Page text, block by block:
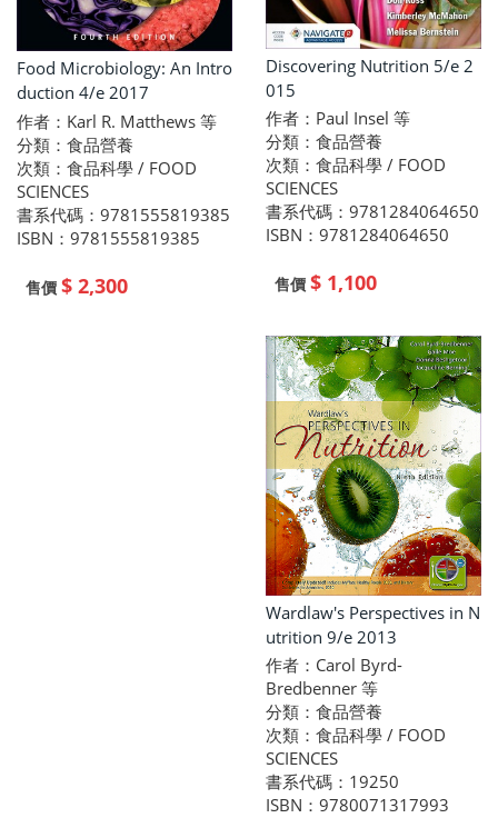
Food Microbiology: An Intro
duction 4/e 2017
作者：Karl R. Matthews 等
分類：食品營養
次類：食品科學 / FOOD
SCIENCES
書系代碼：9781555819385
ISBN：9781555819385
售價 $ 2,300
Discovering Nutrition 5/e 2
015
作者：Paul Insel 等
分類：食品營養
次類：食品科學 / FOOD
SCIENCES
書系代碼：9781284064650
ISBN：9781284064650
售價 $ 1,100
Wardlaw's Perspectives in N
utrition 9/e 2013
作者：Carol Byrd-
Bredbenner 等
分類：食品營養
次類：食品科學 / FOOD
SCIENCES
書系代碼：19250
ISBN：9780071317993